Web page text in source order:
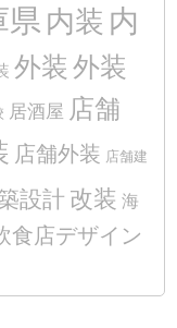
県 内装 内
外装 外装
居酒屋 店舗
店舗外装 店舗建
設計 改装 海
食店デザイン